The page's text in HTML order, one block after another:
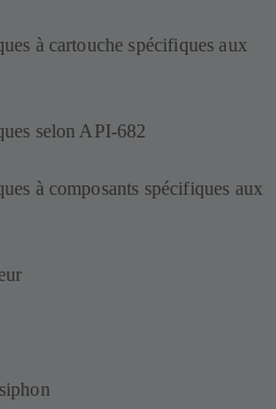
à cartouche spécifiques aux
selon API-682
à composants spécifiques aux